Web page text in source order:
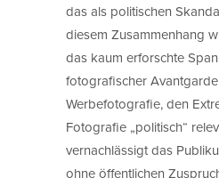
das als politischen
diesem Zusammenhang
das kaum erforschte
fotografischer
Werbefotografie, den
Fotografie „politisch“
vernachlässigt das
ohne öffentlichen